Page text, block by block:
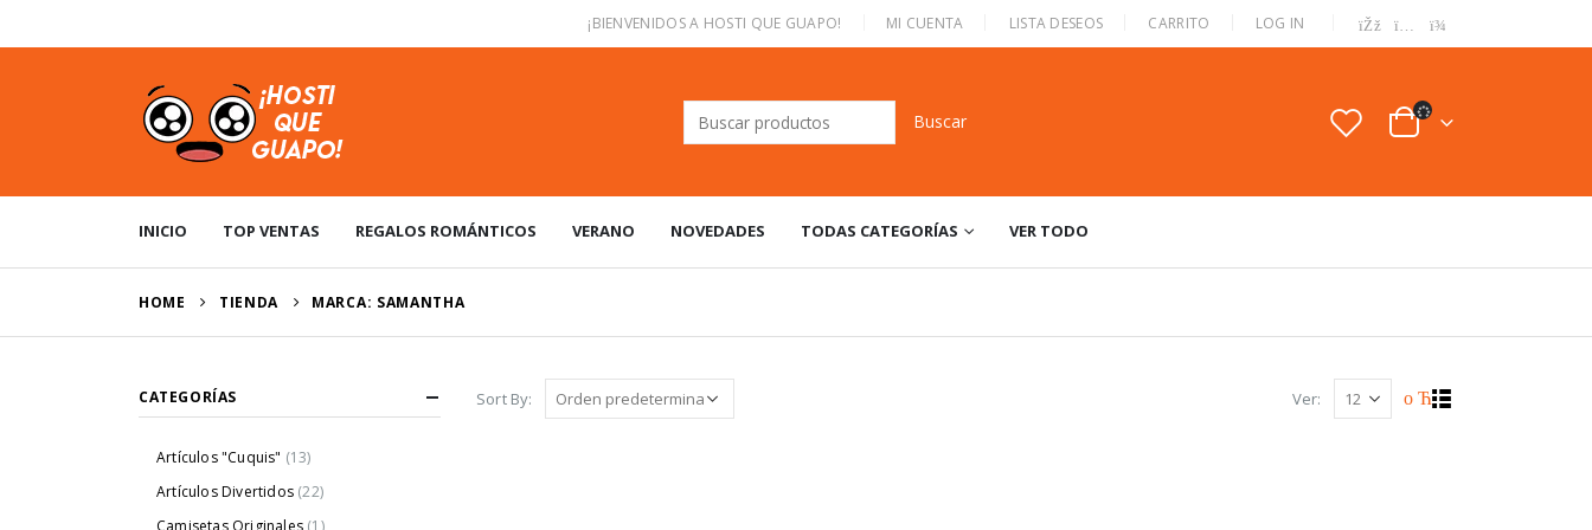
¡BIENVENIDOS A HOSTI QUE GUAPO! MI CUENTA LISTA DESEOS CARRITO LOG IN
Buscar:
INICIO TOP VENTAS REGALOS ROMÁNTICOS VERANO NOVEDADES TODAS CATEGORÍAS VER TODO
HOME TIENDA MARCA: SAMANTHA
Sort By: Ver:
CATEGORÍAS
Artículos "Cuquis" (13)
Artículos Divertidos (22)
Camisetas Originales (1)